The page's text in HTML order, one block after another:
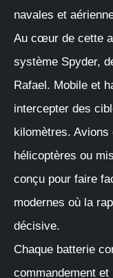
navales et
Au cœur de cette
système Spyder,
Rafael. Mobile et
intercepter des
kilomètres.
hélicoptères ou
conçu pour faire
modernes où la
décisive.
Chaque batterie
commandement